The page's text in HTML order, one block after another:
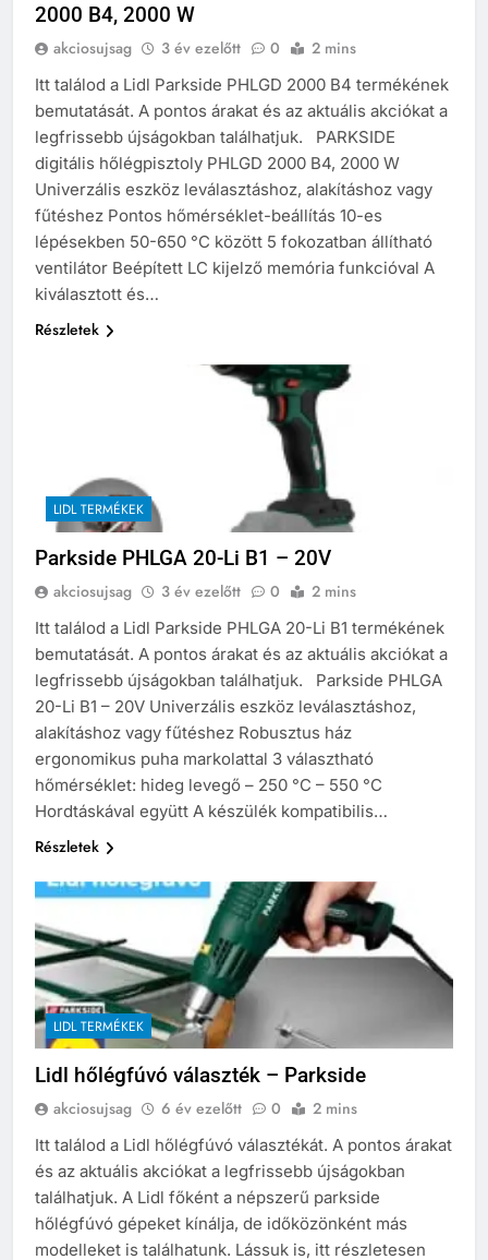
2000 B4, 2000 W
akciosujsag 3 év ezelőtt 0 2 mins
Itt találod a Lidl Parkside PHLGD 2000 B4 termékének
bemutatását. A pontos árakat és az aktuális akciókat a
legfrissebb újságokban találhatjuk. PARKSIDE
digitális hőlégpisztoly PHLGD 2000 B4, 2000 W
Univerzális eszköz leválasztáshoz, alakításhoz vagy
fűtéshez Pontos hőmérséklet-beállítás 10-es
lépésekben 50-650 °C között 5 fokozatban állítható
ventilátor Beépített LC kijelző memória funkcióval A
kiválasztott és…
Részletek
LIDL TERMÉKEK
Parkside PHLGA 20-Li B1 – 20V
akciosujsag 3 év ezelőtt 0 2 mins
Itt találod a Lidl Parkside PHLGA 20-Li B1 termékének
bemutatását. A pontos árakat és az aktuális akciókat a
legfrissebb újságokban találhatjuk. Parkside PHLGA
20-Li B1 – 20V Univerzális eszköz leválasztáshoz,
alakításhoz vagy fűtéshez Robusztus ház
ergonomikus puha markolattal 3 választható
hőmérséklet: hideg levegő – 250 °C – 550 °C
Hordtáskával együtt A készülék kompatibilis…
Részletek
LIDL TERMÉKEK
Lidl hőlégfúvó választék – Parkside
akciosujsag 6 év ezelőtt 0 2 mins
Itt találod a Lidl hőlégfúvó választékát. A pontos árakat
és az aktuális akciókat a legfrissebb újságokban
találhatjuk. A Lidl főként a népszerű parkside
hőlégfúvó gépeket kínálja, de időközönként más
modelleket is találhatunk. Lássuk is, itt részletesen